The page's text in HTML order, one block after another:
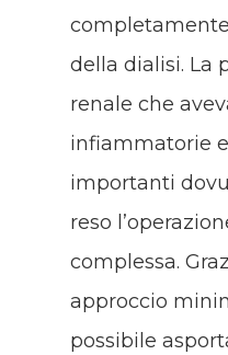
della dialisi. La
renale che
infiammatorie
importanti
reso
complessa.
approccio
possibile